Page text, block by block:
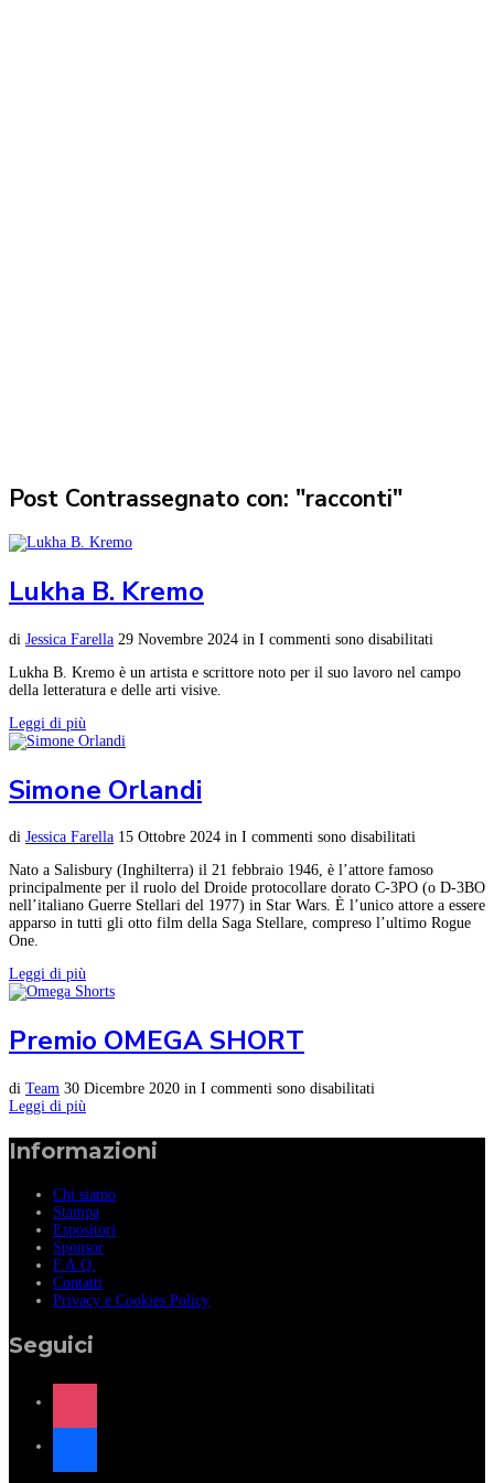
Post Contrassegnato con: "racconti"
Lukha B. Kremo
di Jessica Farella 29 Novembre 2024 in I commenti sono disabilitati
Lukha B. Kremo è un artista e scrittore noto per il suo lavoro nel campo
della letteratura e delle arti visive.
Leggi di più
Simone Orlandi
di Jessica Farella 15 Ottobre 2024 in I commenti sono disabilitati
Nato a Salisbury (Inghilterra) il 21 febbraio 1946, è l’attore famoso
principalmente per il ruolo del Droide protocollare dorato C-3PO (o D-3BO
nell’italiano Guerre Stellari del 1977) in Star Wars. È l’unico attore a essere
apparso in tutti gli otto film della Saga Stellare, compreso l’ultimo Rogue
One.
Leggi di più
Premio OMEGA SHORT
di Team 30 Dicembre 2020 in I commenti sono disabilitati
Leggi di più
Informazioni
Chi siamo
Stampa
Espositori
Sponsor
F.A.Q.
Contatti
Privacy e Cookies Policy
Seguici
instagram
facebook
x